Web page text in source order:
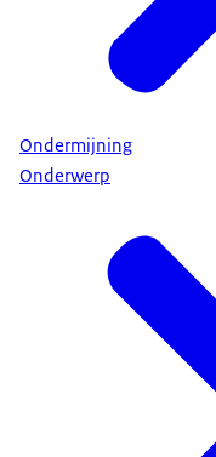
Ondermijning
Onderwerp